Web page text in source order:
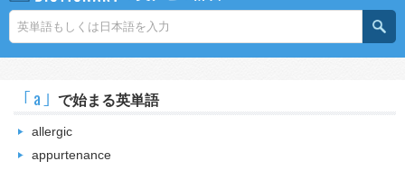
｢a｣ で始まる英単語
allergic
appurtenance